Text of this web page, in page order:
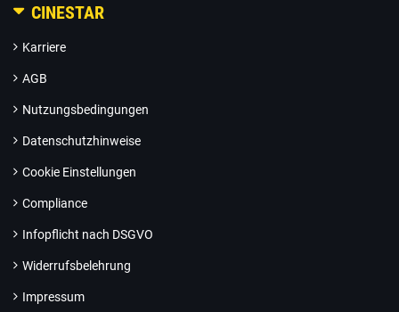
CINESTAR
Karriere
AGB
Nutzungsbedingungen
Datenschutzhinweise
Cookie Einstellungen
Compliance
Infopflicht nach DSGVO
Widerrufsbelehrung
Impressum